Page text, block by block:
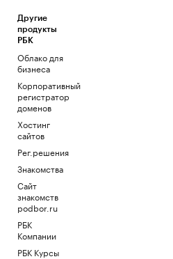
Другие
продукты
РБК
Облако для
бизнеса
Корпоративный
регистратор
доменов
Хостинг
сайтов
Рег.решения
Знакомства
Сайт
знакомств
podbor.ru
РБК
Компании
РБК Курсы